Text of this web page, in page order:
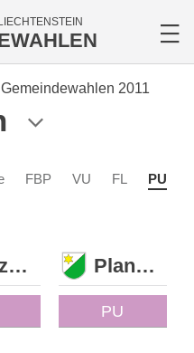
Gemeindewahlen 2011
FBP VU FL PU
Balzers Planken
PU